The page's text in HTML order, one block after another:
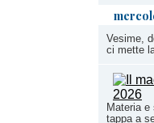
Vesime,
ci mette
Materia
tappa a